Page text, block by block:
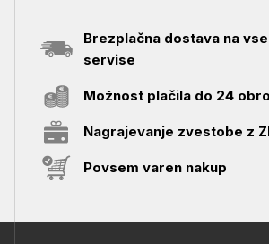
Brezplačna dostava na
servise
Možnost plačila do 24
Nagrajevanje zvestobe z
Povsem varen nakup